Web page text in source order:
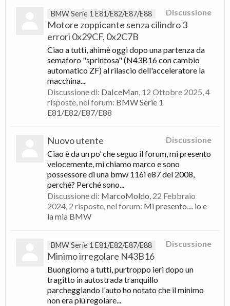
Discussione
BMW Serie 1 E81/E82/E87/E88
Motore zoppicante senza cilindro 3
errori 0x29CF, 0x2C7B
Ciao a tutti, ahimè oggi dopo una partenza da
semaforo "sprintosa" (N43B16 con cambio
automatico ZF) al rilascio dell'acceleratore la
macchina...
Discussione di: DaIceMan, 12 Ottobre 2025, 4
risposte, nel forum: BMW Serie 1
E81/E82/E87/E88
Discussione
Nuovo utente
Ciao è da un po’ che seguo il forum, mi presento
velocemente, mi chiamo marco e sono
possessore di una bmw 116i e87 del 2008,
perché? Perché sono...
Discussione di: MarcoMoldo, 22 Febbraio
2024, 2 risposte, nel forum: Mi presento.... io e
la mia BMW
Discussione
BMW Serie 1 E81/E82/E87/E88
Minimo irregolare N43B16
Buongiorno a tutti, purtroppo ieri dopo un
tragitto in autostrada tranquillo
parcheggiando l'auto ho notato che il minimo
non era più regolare...